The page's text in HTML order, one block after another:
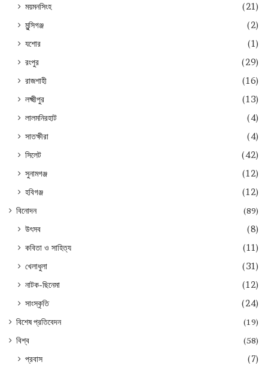
ময়মনসিংহ
(21)
মুন্সিগঞ্জ
(2)
যশোর
(1)
রংপুর
(29)
রাজশাহী
(16)
লক্ষ্মীপুর
(13)
লালমনিরহাট
(4)
সাতক্ষীরা
(4)
সিলেট
(42)
সুনামগঞ্জ
(12)
হবিগঞ্জ
(12)
বিনোদন (89)
উৎসব
(8)
কবিতা ও সাহিত্য
(11)
খেলাধুলা
(31)
নাটক-ছিনেমা
(12)
সাংস্কৃতি
(24)
বিশেষ প্রতিবেদন
(19)
বিশ্ব
(58)
প্রবাস (7)